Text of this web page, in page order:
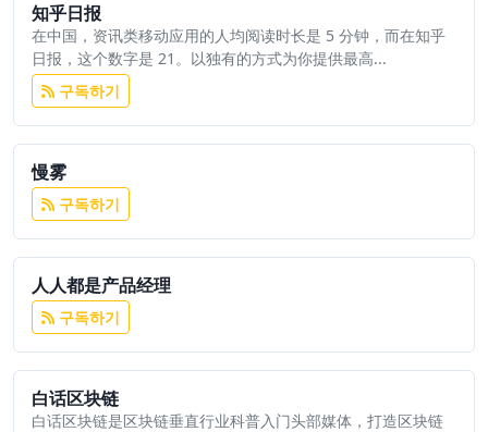
知乎日报
在中国，资讯类移动应用的人均阅读时长是 5 分钟，而在知乎
日报，这个数字是 21。以独有的方式为你提供最高...
구독하기
慢雾
구독하기
人人都是产品经理
구독하기
白话区块链
白话区块链是区块链垂直行业科普入门头部媒体，打造区块链